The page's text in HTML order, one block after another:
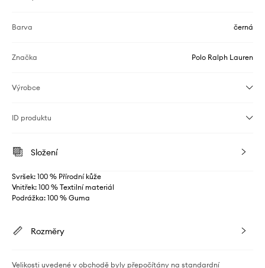
Barva černá
Značka Polo Ralph Lauren
Výrobce
ID produktu
Složení
Svršek: 100 % Přírodní kůže
Vnitřek: 100 % Textilní materiál
Podrážka: 100 % Guma
Rozměry
Velikosti uvedené v obchodě byly přepočítány na standardní